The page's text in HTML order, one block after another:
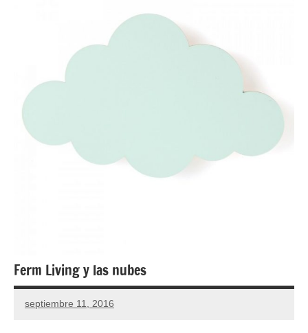
Ferm Living y las nubes
septiembre 11, 2016
No